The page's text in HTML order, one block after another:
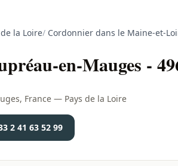
la Loire/ Cordonnier dans le Maine-et-
en-Mauges -
France — Pays de la Loire
2 41 63 52 99